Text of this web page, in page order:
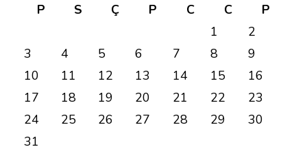
P
S Ç P C C
P
1
2
3
4 5 6 7 8
9
10
11 12 13 14 15
16
17
18 19 20 21 22
23
24
25 26 27 28 29
30
31